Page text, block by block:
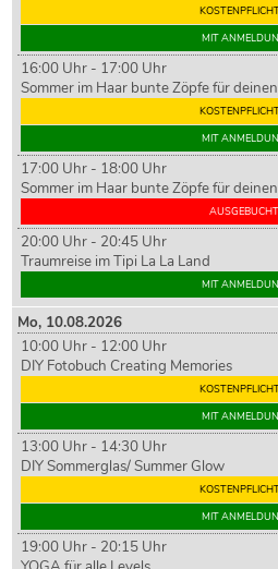
MIT
16:00 Uhr - 17:00 Uhr
Sommer im Haar bunte Zöpfe für
MIT
17:00 Uhr - 18:00 Uhr
Sommer im Haar bunte Zöpfe für
AUSGEBUCHT
20:00 Uhr - 20:45 Uhr
Traumreise im Tipi La La Land
MIT
Mo, 10.08.2026
10:00 Uhr - 12:00 Uhr
DIY Fotobuch Creating Memories
MIT
13:00 Uhr - 14:30 Uhr
DIY Sommerglas/ Summer Glow
MIT
19:00 Uhr - 20:15 Uhr